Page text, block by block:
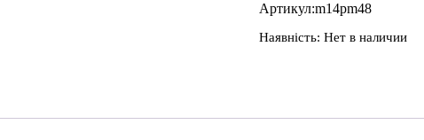
Артикул:m14pm48
Наявність: Нет в наличии